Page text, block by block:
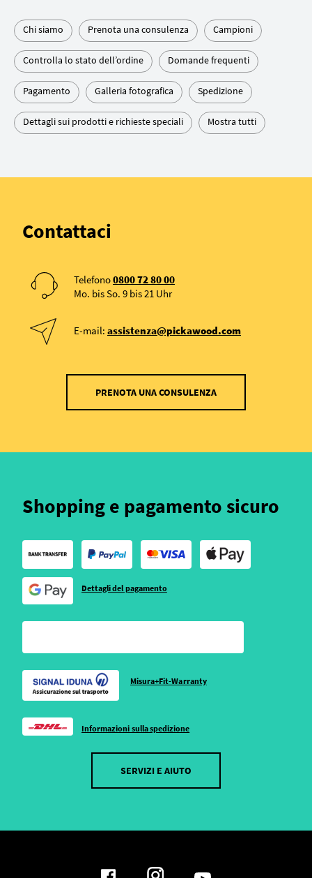
Chi siamo Prenota una consulenza Campioni
Controlla lo stato dell’ordine Domande frequenti
Pagamento Galleria fotografica Spedizione
Dettagli sui prodotti e richieste speciali Mostra tutti
Contattaci
Telefono0800 72 80 00
Mo. bis So. 9 bis 21 Uhr
E-mail: assistenza@pickawood.com
PRENOTA UNA CONSULENZA
Shopping e pagamento sicuro
Dettagli del pagamento
Misura+Fit-Warranty
Informazioni sulla spedizione
SERVIZI E AIUTO